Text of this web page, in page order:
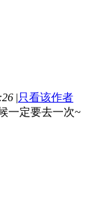
|只看该作者
一定要去一次~